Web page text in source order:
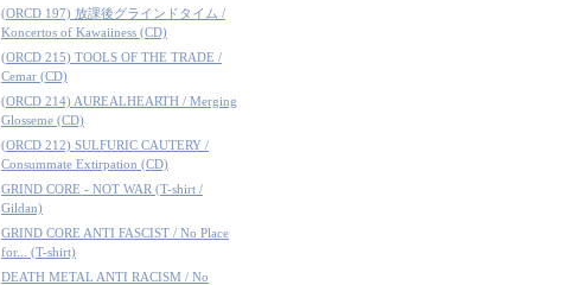
(ORCD 197) 放課後グラインドタイム /
Koncertos of Kawaiiness (CD)
(ORCD 215) TOOLS OF THE TRADE /
Cemar (CD)
(ORCD 214) AUREALHEARTH / Merging
Glosseme (CD)
(ORCD 212) SULFURIC CAUTERY /
Consummate Extirpation (CD)
GRIND CORE - NOT WAR (T-shirt /
Gildan)
GRIND CORE ANTI FASCIST / No Place
for... (T-shirt)
DEATH METAL ANTI RACISM / No